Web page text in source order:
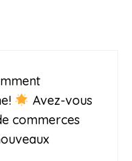
Avez-vous
commerces